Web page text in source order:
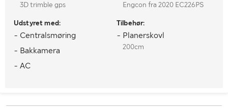
3D trimble gps
Udstyret med:
- Centralsmøring
- Bakkamera
- AC
Engcon fra 2020 EC226PS
Tilbehør:
- Planerskovl
200cm